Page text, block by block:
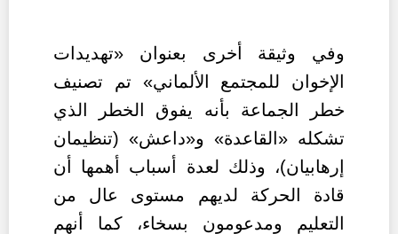
وفي وثيقة أخرى بعنوان «تهديدات
الإخوان للمجتمع الألماني» تم تصنيف
خطر الجماعة بأنه يفوق الخطر الذي
تشكله «القاعدة» و«داعش» (تنظيمان
إرهابيان)، وذلك لعدة أسباب أهمها أن
قادة الحركة لديهم مستوى عال من
التعليم ومدعومون بسخاء، كما أنهم